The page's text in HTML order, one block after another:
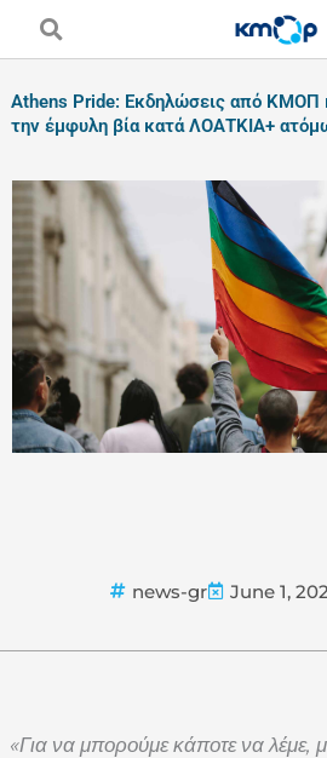
Athens Pride: Εκδηλώσεις από ΚΜΟΠ
την έμφυλη βία κατά ΛΟΑΤΚΙΑ+
news-gr June 1,
«Για να μπορούμε κάποτε να λέμε,